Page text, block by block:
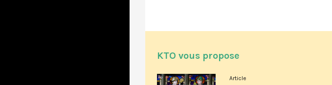
KTO vous propose
Article